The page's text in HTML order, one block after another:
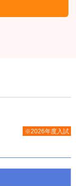
※2026年度入試